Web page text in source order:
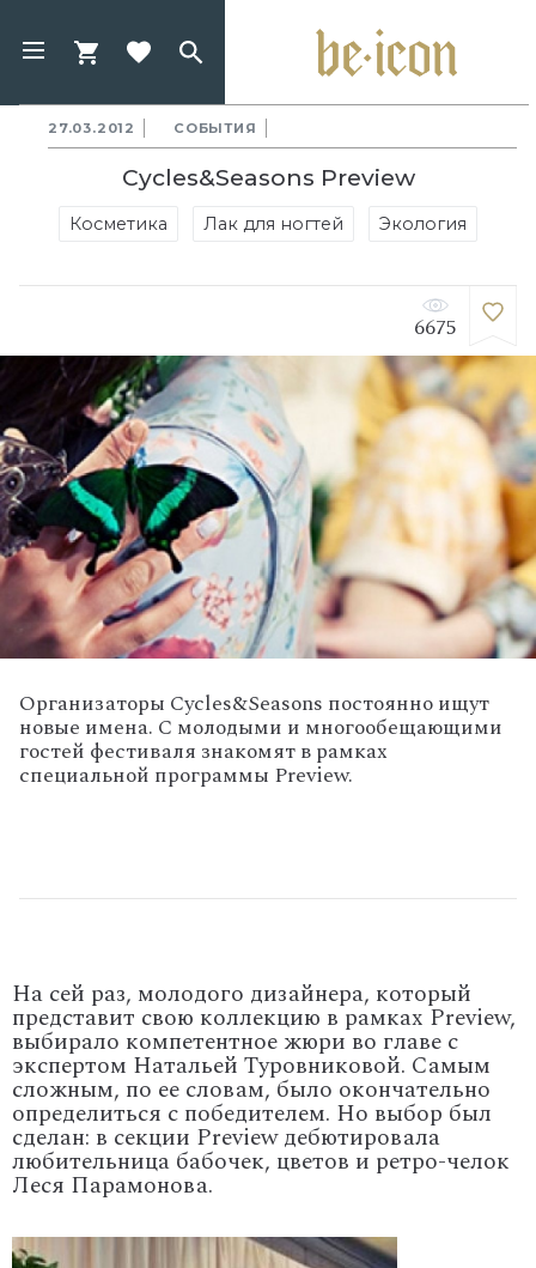
27.03.2012 СОБЫТИЯ
Cycles&Seasons Preview
Косметика Лак для ногтей Экология
6675
Организаторы Cycles&Seasons постоянно ищут
новые имена. С молодыми и многообещающими
гостей фестиваля знакомят в рамках
специальной программы Preview.
На сей раз, молодого дизайнера, который
представит свою коллекцию в рамках Preview,
выбирало компетентное жюри во главе с
экспертом Натальей Туровниковой. Самым
сложным, по ее словам, было окончательно
определиться с победителем. Но выбор был
сделан: в секции Preview дебютировала
любительница бабочек, цветов и ретро-челок
Леся Парамонова.
'